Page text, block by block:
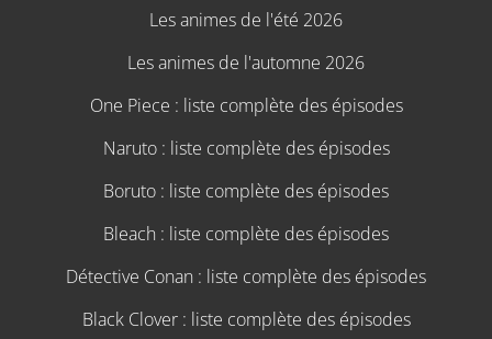
Les animes de l'été 2026
Les animes de l'automne 2026
One Piece : liste complète des épisodes
Naruto : liste complète des épisodes
Boruto : liste complète des épisodes
Bleach : liste complète des épisodes
Détective Conan : liste complète des épisodes
Black Clover : liste complète des épisodes